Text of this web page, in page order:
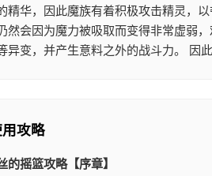
精华，因此魔族有着积极攻击精灵，
然会因为魔力被吸取而变得非常虚弱
异变，并产生意料之外的战斗力。 因
攻略
的摇篮攻略【序章】